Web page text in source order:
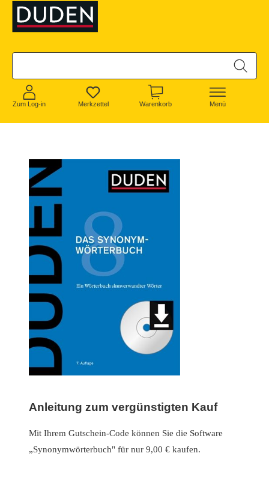
springen
Zum Log-in Merkzettel Warenkorb Menü
Anleitung zum vergünstigten Kauf
Mit Ihrem Gutschein-Code können Sie die Software
„Synonymwörterbuch" für nur 9,00 € kaufen.